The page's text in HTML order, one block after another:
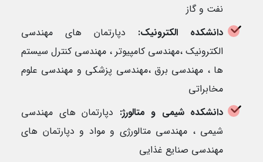
نفت و گاز
دانشکده الکترونیک: دپارتمان های مهندسی
الکترونیک ،مهندسی کامپیوتر ، مهندسی کنترل سیستم
ها ، مهندسی برق ،مهندسی پزشکی و مهندسی علوم
مخابراتی
دانشکده شیمی و متالورژ: دپارتمان های مهندسی
شیمی ، مهندسی متالورژی و مواد و دپارتمان های
مهندسی صنایع غذایی